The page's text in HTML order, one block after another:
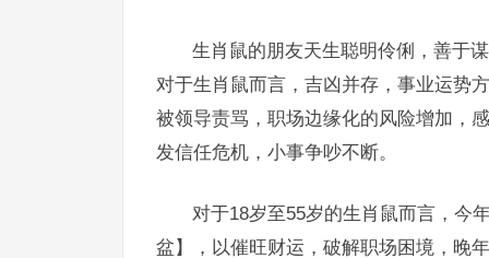
生肖鼠的朋友天生聪明伶俐，善于
对于生肖鼠而言，吉凶并存，事业运势
被领导责骂，职场边缘化的风险增加，
发信任危机，小事争吵不断。
对于18岁至55岁的生肖鼠而言，今
盆】，以催旺财运，破解职场困境，晚